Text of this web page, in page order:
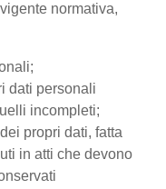
normativa,
dati personali
incompleti;
propri dati, fatta
in atti che devono